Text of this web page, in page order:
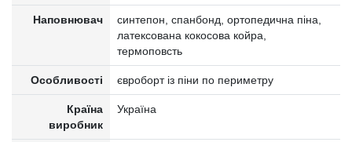
Наповнювач
синтепон, спанбонд, ортопедична піна,
латексована кокосова койра,
термоповсть
Особливості євроборт із піни по периметру
Країна
виробник
Україна